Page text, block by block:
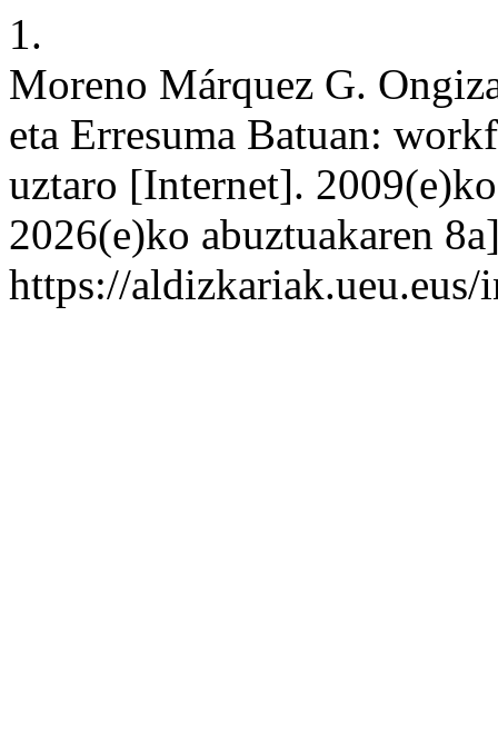
1.
Moreno Márquez G.
eta Erresuma Batuan:
uztaro [Internet].
2026(e)ko abuztuakaren
https://